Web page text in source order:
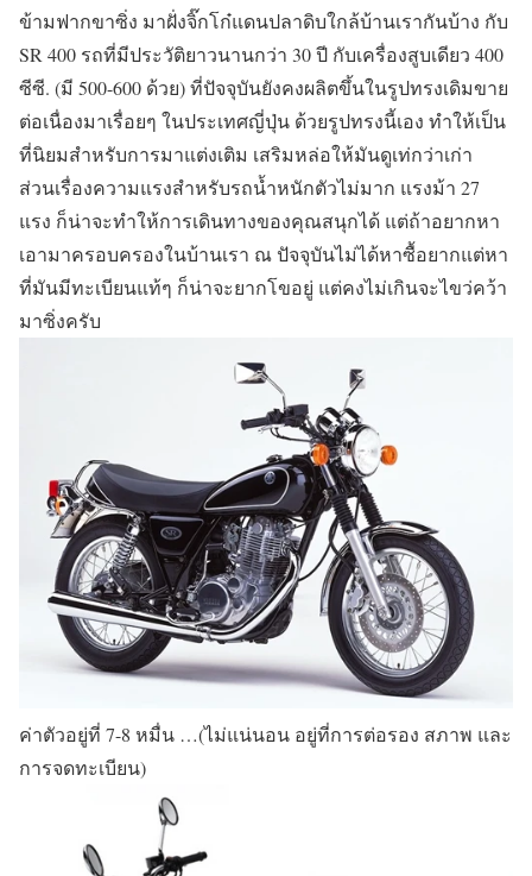
ข้ามฟากขาซิ่ง มาฝั่งจิ๊กโก๋แดนปลาดิบใกล้บ้านเรากันบ้าง กับ
SR 400 รถที่มีประวัติยาวนานกว่า 30 ปี กับเครื่องสูบเดียว 400
ซีซี. (มี 500-600 ด้วย) ที่ปัจจุบันยังคงผลิตขึ้นในรูปทรงเดิมขาย
ต่อเนื่องมาเรื่อยๆ ในประเทศญี่ปุ่น ด้วยรูปทรงนี้เอง ทำให้เป็น
ที่นิยมสำหรับการมาแต่งเติม เสริมหล่อให้มันดูเท่กว่าเก่า
ส่วนเรื่องความแรงสำหรับรถน้ำหนักตัวไม่มาก แรงม้า 27
แรง ก็น่าจะทำให้การเดินทางของคุณสนุกได้ แต่ถ้าอยากหา
เอามาครอบครองในบ้านเรา ณ ปัจจุบันไม่ได้หาซื้อยากแต่หา
ที่มันมีทะเบียนแท้ๆ ก็น่าจะยากโขอยู่ แต่คงไม่เกินจะไขว่คว้า
มาซิ่งครับ
ค่าตัวอยู่ที่ 7-8 หมื่น …(ไม่แน่นอน อยู่ที่การต่อรอง สภาพ และ
การจดทะเบียน)